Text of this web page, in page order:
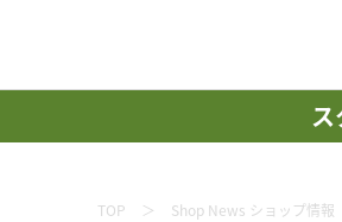
ス
TOP Shop News ショップ情報